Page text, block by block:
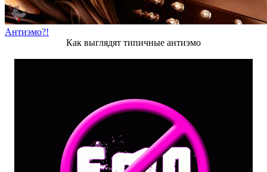
Антиэмо?!
Как выглядят типичные антиэмо